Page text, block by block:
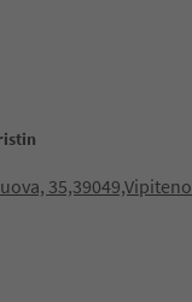
35,39049,Vipiteno